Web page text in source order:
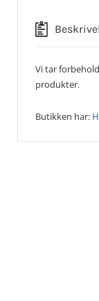
Vi tar
produkter.
Butikken har: